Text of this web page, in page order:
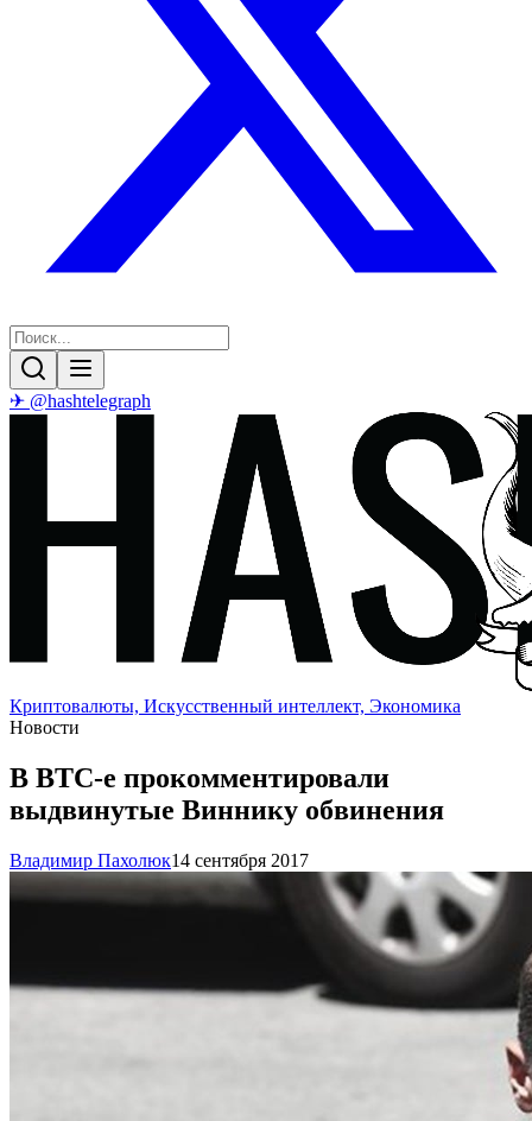
✈ @hashtelegraph
Криптовалюты, Искусственный интеллект, Экономика
Новости
В BTC-e прокомментировали
выдвинутые Виннику обвинения
Владимир Пахолюк14 сентября 2017